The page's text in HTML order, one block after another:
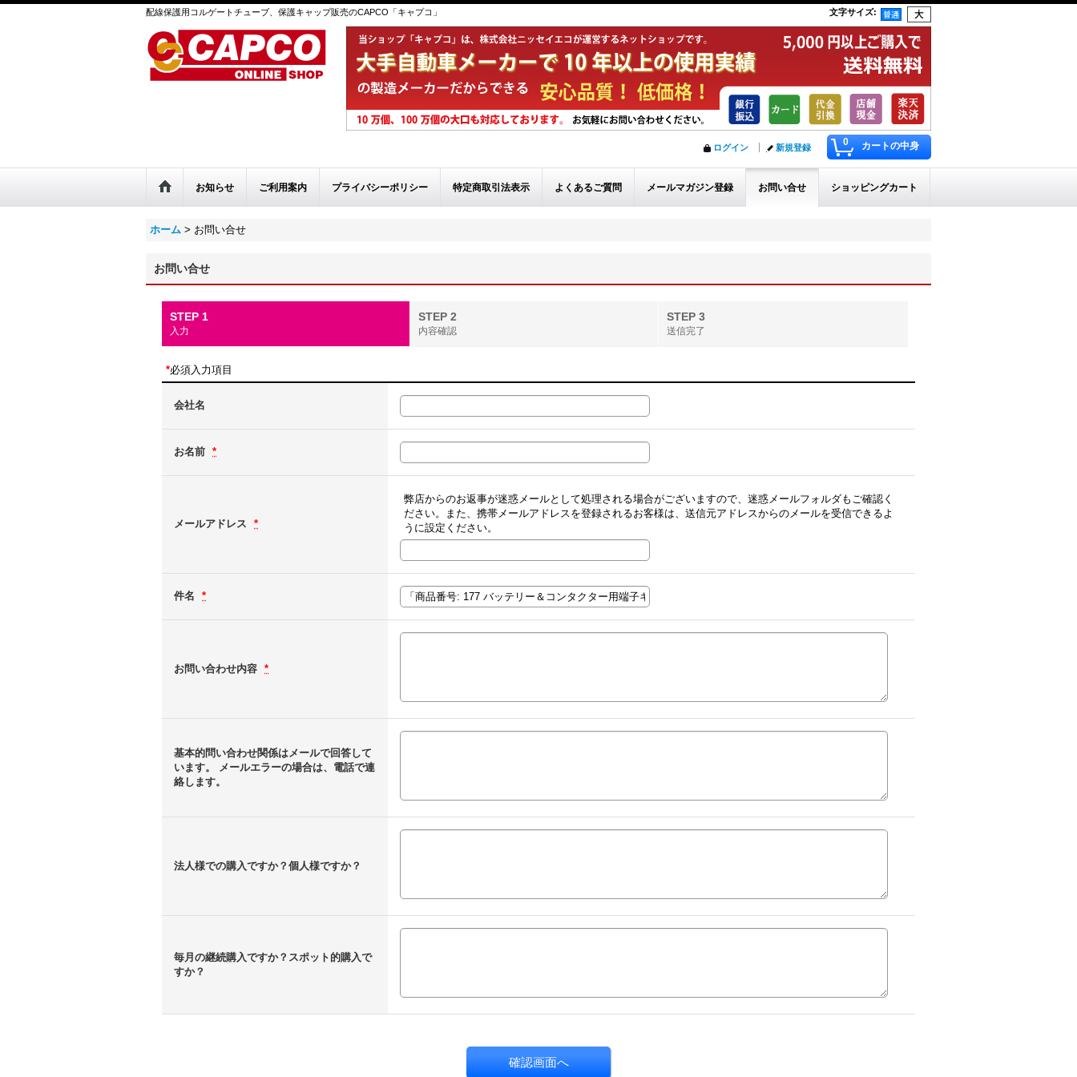
配線保護用コルゲートチューブ、保護キャップ販売のCAPCO「キャプコ」 文字サイズ:
0 カートの中身
ログイン 新規登録
お知らせ ご利用案内 プライバシーポリシー 特定商取引法表示 よくあるご質問 メールマガジン登録 お問い合せ ショッピングカート
ホーム > お問い合せ
お問い合せ
STEP 1
入力
STEP 2
内容確認
STEP 3
送信完了
*必須入力項目
会社名
お名前 *
メールアドレス *
弊店からのお返事が迷惑メールとして処理される場合がございますので、迷惑メールフォルダもご確認く
ださい。また、携帯メールアドレスを登録されるお客様は、送信元アドレスからのメールを受信できるよ
うに設定ください。
件名 *
お問い合わせ内容 *
基本的問い合わせ関係はメールで回答して
います。 メールエラーの場合は、電話で連
絡します。
法人様での購入ですか？個人様ですか？
毎月の継続購入ですか？スポット的購入で
すか？